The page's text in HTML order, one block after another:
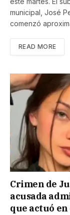
municipal, José
comenzó
READ MORE
Crimen de
acusada
que actuó